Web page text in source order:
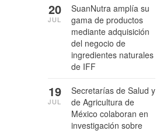
SuanNutra amplía su
gama de productos
mediante adquisición
del negocio de
ingredientes naturales
de IFF
20
JUL
Secretarías de Salud y
de Agricultura de
México colaboran en
investigación sobre
19
JUL